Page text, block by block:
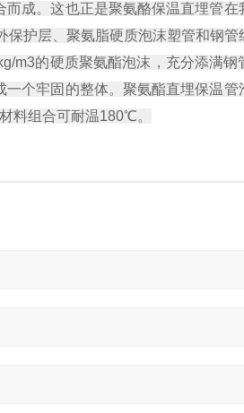
成。这也正是聚氨酪保温直埋管在
护层、聚氨脂硬质泡沫塑管和钢管
m3的硬质聚氨酯泡沫，充分添满钢
个牢固的整体。聚氨酯直埋保温管
料组合可耐温180℃。